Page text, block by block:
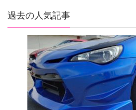
過去の人気記事